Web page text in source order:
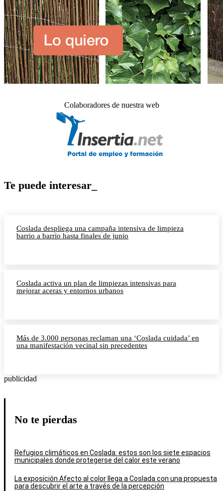
Colaboradores de nuestra web
Te puede interesar_
Coslada despliega una campaña intensiva de limpieza
barrio a barrio hasta finales de junio
Coslada activa un plan de limpiezas intensivas para
mejorar aceras y entornos urbanos
Más de 3.000 personas reclaman una ‘Coslada cuidada’ en
una manifestación vecinal sin precedentes
publicidad
No te pierdas
Refugios climáticos en Coslada: estos son los siete espacios
municipales donde protegerse del calor este verano
La exposición Afecto al color llega a Coslada con una propuesta
para descubrir el arte a través de la percepción